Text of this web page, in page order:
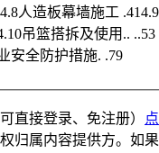
人造板幕墙施工
吊篮搭拆及使用..
安全防护措施. .79
直接登录、免注册）
归属内容提供方。如